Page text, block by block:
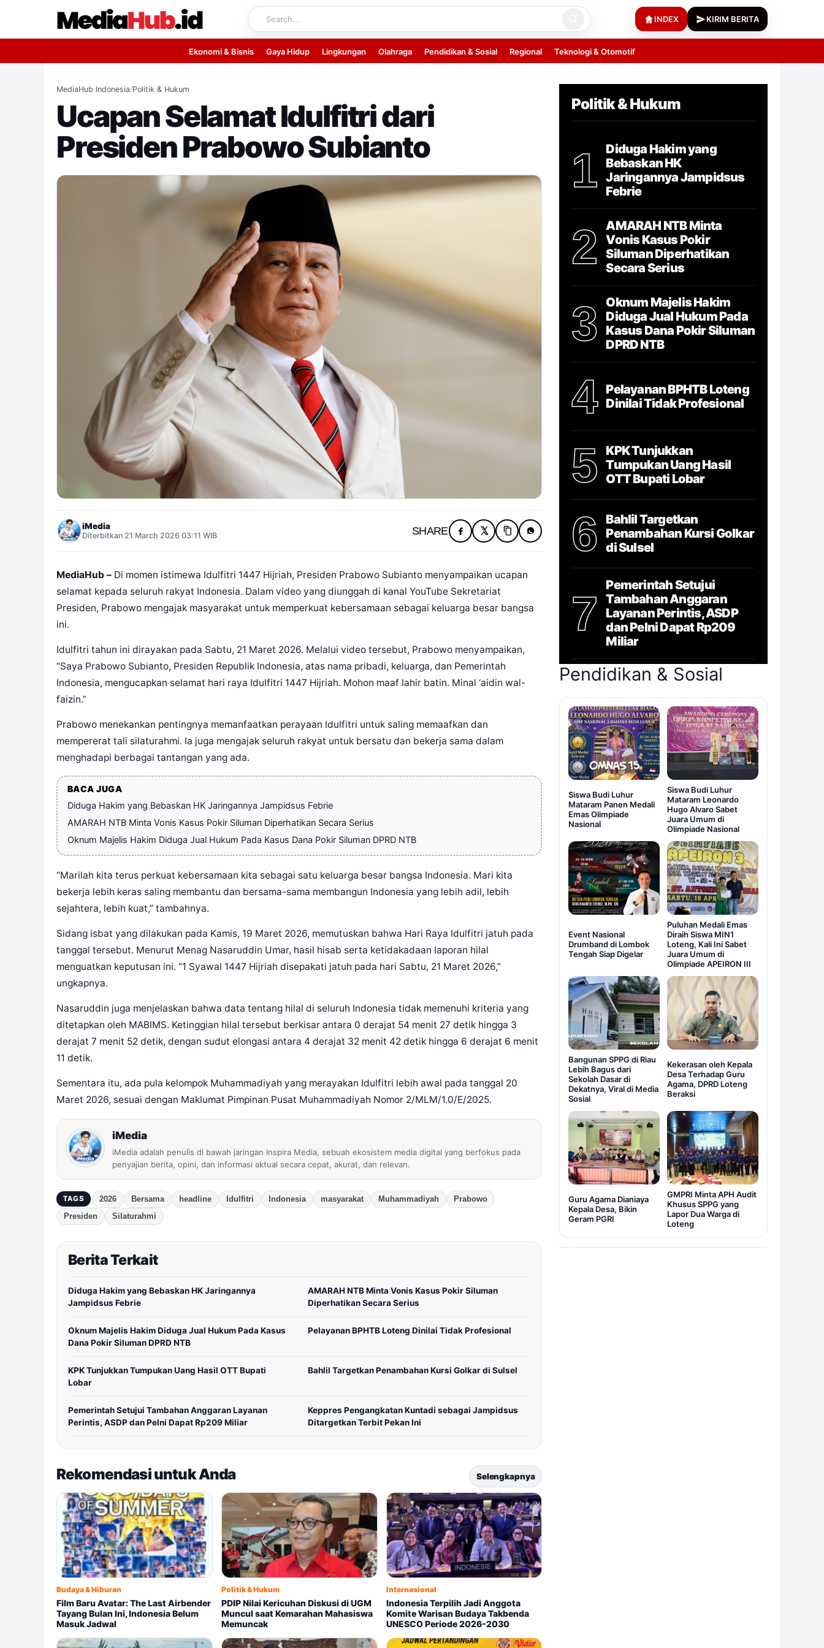
content
INDEX KIRIM BERITA
Ekonomi & Bisnis Gaya Hidup Lingkungan Olahraga Pendidikan & Sosial Regional Teknologi & Otomotif
MediaHub Indonesia/Politik & Hukum
Ucapan Selamat Idulfitri dari
Presiden Prabowo Subianto
iMedia
Diterbitkan 21 March 2026 03:11 WIB SHARE
MediaHub – Di momen istimewa Idulfitri 1447 Hijriah, Presiden Prabowo Subianto menyampaikan ucapan
selamat kepada seluruh rakyat Indonesia. Dalam video yang diunggah di kanal YouTube Sekretariat
Presiden, Prabowo mengajak masyarakat untuk memperkuat kebersamaan sebagai keluarga besar bangsa
ini.
Idulfitri tahun ini dirayakan pada Sabtu, 21 Maret 2026. Melalui video tersebut, Prabowo menyampaikan,
“Saya Prabowo Subianto, Presiden Republik Indonesia, atas nama pribadi, keluarga, dan Pemerintah
Indonesia, mengucapkan selamat hari raya Idulfitri 1447 Hijriah. Mohon maaf lahir batin. Minal ‘aidin wal-
faizin.”
Prabowo menekankan pentingnya memanfaatkan perayaan Idulfitri untuk saling memaafkan dan
mempererat tali silaturahmi. Ia juga mengajak seluruh rakyat untuk bersatu dan bekerja sama dalam
menghadapi berbagai tantangan yang ada.
BACA JUGA
Diduga Hakim yang Bebaskan HK Jaringannya Jampidsus Febrie
AMARAH NTB Minta Vonis Kasus Pokir Siluman Diperhatikan Secara Serius
Oknum Majelis Hakim Diduga Jual Hukum Pada Kasus Dana Pokir Siluman DPRD NTB
“Marilah kita terus perkuat kebersamaan kita sebagai satu keluarga besar bangsa Indonesia. Mari kita
bekerja lebih keras saling membantu dan bersama-sama membangun Indonesia yang lebih adil, lebih
sejahtera, lebih kuat,” tambahnya.
Sidang isbat yang dilakukan pada Kamis, 19 Maret 2026, memutuskan bahwa Hari Raya Idulfitri jatuh pada
tanggal tersebut. Menurut Menag Nasaruddin Umar, hasil hisab serta ketidakadaan laporan hilal
menguatkan keputusan ini. “1 Syawal 1447 Hijriah disepakati jatuh pada hari Sabtu, 21 Maret 2026,”
ungkapnya.
Nasaruddin juga menjelaskan bahwa data tentang hilal di seluruh Indonesia tidak memenuhi kriteria yang
ditetapkan oleh MABIMS. Ketinggian hilal tersebut berkisar antara 0 derajat 54 menit 27 detik hingga 3
derajat 7 menit 52 detik, dengan sudut elongasi antara 4 derajat 32 menit 42 detik hingga 6 derajat 6 menit
11 detik.
Sementara itu, ada pula kelompok Muhammadiyah yang merayakan Idulfitri lebih awal pada tanggal 20
Maret 2026, sesuai dengan Maklumat Pimpinan Pusat Muhammadiyah Nomor 2/MLM/1.0/E/2025.
iMedia
iMedia adalah penulis di bawah jaringan Inspira Media, sebuah ekosistem media digital yang berfokus pada
penyajian berita, opini, dan informasi aktual secara cepat, akurat, dan relevan.
TAGS 2026 Bersama headline Idulfitri Indonesia masyarakat Muhammadiyah
Prabowo
Presiden
Silaturahmi
Berita Terkait
Diduga Hakim yang Bebaskan HK Jaringannya
Jampidsus Febrie
AMARAH NTB Minta Vonis Kasus Pokir Siluman
Diperhatikan Secara Serius
Oknum Majelis Hakim Diduga Jual Hukum Pada Kasus
Dana Pokir Siluman DPRD NTB
Pelayanan BPHTB Loteng Dinilai Tidak Profesional
KPK Tunjukkan Tumpukan Uang Hasil OTT Bupati
Lobar
Bahlil Targetkan Penambahan Kursi Golkar di Sulsel
Pemerintah Setujui Tambahan Anggaran Layanan
Perintis, ASDP dan Pelni Dapat Rp209 Miliar
Keppres Pengangkatan Kuntadi sebagai Jampidsus
Ditargetkan Terbit Pekan Ini
Rekomendasi untuk Anda Selengkapnya
Budaya & Hiburan
Film Baru Avatar: The Last Airbender
Tayang Bulan Ini, Indonesia Belum
Masuk Jadwal
Politik & Hukum
PDIP Nilai Kericuhan Diskusi di UGM
Muncul saat Kemarahan Mahasiswa
Memuncak
Internasional
Indonesia Terpilih Jadi Anggota
Komite Warisan Budaya Takbenda
UNESCO Periode 2026-2030
Politik & Hukum
1
Diduga Hakim yang
Bebaskan HK
Jaringannya Jampidsus
Febrie
2
AMARAH NTB Minta
Vonis Kasus Pokir
Siluman Diperhatikan
Secara Serius
3
Oknum Majelis Hakim
Diduga Jual Hukum Pada
Kasus Dana Pokir Siluman
DPRD NTB
4
Pelayanan BPHTB Loteng
Dinilai Tidak Profesional
5
KPK Tunjukkan
Tumpukan Uang Hasil
OTT Bupati Lobar
6
Bahlil Targetkan
Penambahan Kursi Golkar
di Sulsel
7
Pemerintah Setujui
Tambahan Anggaran
Layanan Perintis, ASDP
dan Pelni Dapat Rp209
Miliar
Pendidikan & Sosial
Siswa Budi Luhur
Mataram Panen Medali
Emas Olimpiade
Nasional
Siswa Budi Luhur
Mataram Leonardo
Hugo Alvaro Sabet
Juara Umum di
Olimpiade Nasional
Event Nasional
Drumband di Lombok
Tengah Siap Digelar
Puluhan Medali Emas
Diraih Siswa MIN1
Loteng, Kali Ini Sabet
Juara Umum di
Olimpiade APEIRON III
Bangunan SPPG di Riau
Lebih Bagus dari
Sekolah Dasar di
Dekatnya, Viral di Media
Sosial
Kekerasan oleh Kepala
Desa Terhadap Guru
Agama, DPRD Loteng
Beraksi
Guru Agama Dianiaya
Kepala Desa, Bikin
Geram PGRI
GMPRI Minta APH Audit
Khusus SPPG yang
Lapor Dua Warga di
Loteng